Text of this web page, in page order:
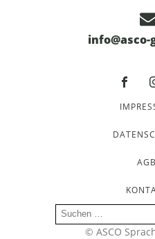
AGB
Suchen
nach:
© ASCO